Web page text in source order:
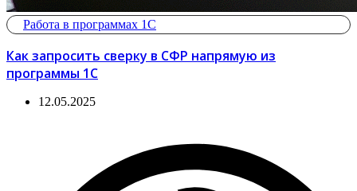
Работа в программах 1С
Как запросить сверку в СФР напрямую из
программы 1С
12.05.2025